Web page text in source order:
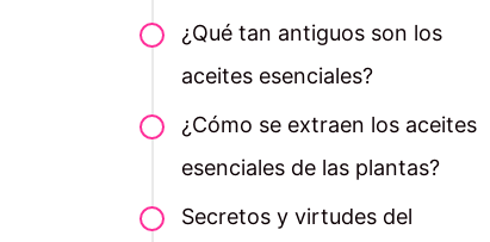
¿Qué tan antiguos son los
aceites esenciales?
¿Cómo se extraen los aceites
esenciales de las plantas?
Secretos y virtudes del